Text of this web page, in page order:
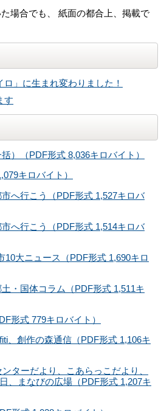
場合でも、 紙面の都合上、掲載で
ロ」に生まれ変わりました！
す
）（PDF形式 8,036キロバイト）
キロバイト）
へ行こう（PDF形式 1,527キロバ
へ行こう（PDF形式 1,514キロバ
大ニュース（PDF形式 1,690キロ
・国体コラム（PDF形式 1,511キ
形式 779キロバイト）
、創作の森通信（PDF形式 1,106キ
ターだより、こあらっこだより、
、まなびの広場（PDF形式 1,207キ